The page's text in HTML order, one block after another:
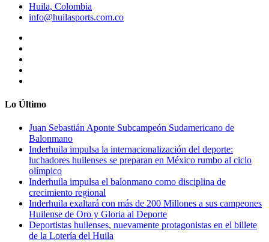
Huila, Colombia
info@huilasports.com.co
Lo Último
Juan Sebastián Aponte Subcampeón Sudamericano de
Balonmano
Inderhuila impulsa la internacionalización del deporte:
luchadores huilenses se preparan en México rumbo al ciclo
olímpico
Inderhuila impulsa el balonmano como disciplina de
crecimiento regional
Inderhuila exaltará con más de 200 Millones a sus campeones
Huilense de Oro y Gloria al Deporte
Deportistas huilenses, nuevamente protagonistas en el billete
de la Lotería del Huila